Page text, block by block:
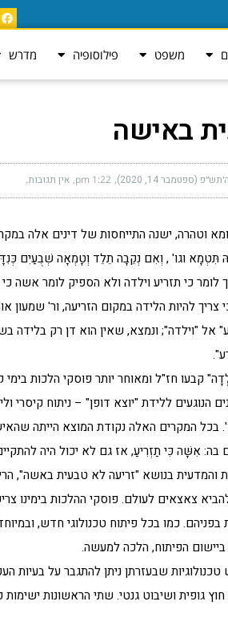
משפט פילוסופיה מדרש
באישה
(ספטמבר 14, 2020) 1:22 pm אין תגובות
וטהרה, ישנה התייחסות של דינים אלה
תִּטְמָא וגו' , וְאִם נְקֵבָה תֵלֵד וְטָמְאָה שְׁבֻעַיִם
לומר כי תזריע וילדה ולא הספיק לומר אשה
להיות הלידה במקום הזריעה, ור' שמעון
אל "וילדה"; ונמצא, שאין הוא דן רק
קבעו חז"ל ומאוחר יותר פוסקי הלכות
הנוגעים ללידת "יוצא דופן" – ניתוח קיסרי
בכל המקרים האלה נקודת המוצא הייתה
בה: אִשָּׁה כִּי תַזְרִיעַ, אז גם לא יכול היה
והמדעית בנושא "זריעה לא טבעית באשה",
צאצאים לעולם. פוסקי ההלכות בימינו
כמו בכל פיתוח טכנולוגי חדש,
ביישום הפיתוח, הלכה למעשה.
שבעזרתן ניתן להתגבר על בעיות
גופית ושיבוט גנטי. שתי הראשונות